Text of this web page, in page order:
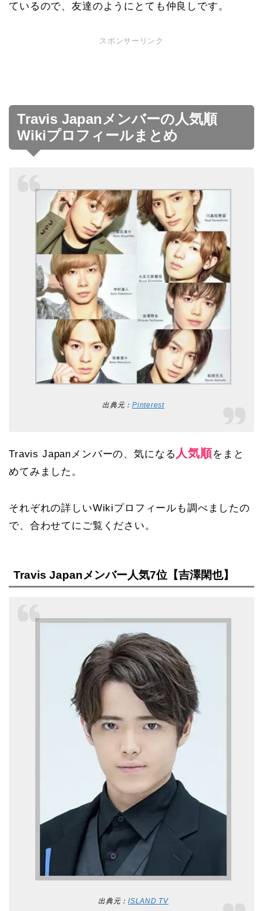
ているので、友達のようにとても仲良しです。
スポンサーリンク
Travis Japanメンバーの人気順
Wikiプロフィールまとめ
出典元：Pinterest
Travis Japanメンバーの、気になる 人気順をまと
めてみました。
それぞれの詳しいWikiプロフィールも調べましたの
で、合わせてにご覧ください。
Travis Japanメンバー人気7位【吉澤閑也】
出典元：ISLAND TV